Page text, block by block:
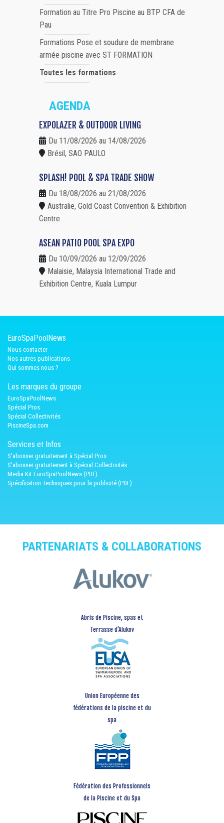
Formation au Titre Pro Piscine au BTP CFA de
Pau
Formations Pose et soudure de membrane
armée piscine avec ST FORMATION
Toutes les formations
AGENDA
EXPOLAZER & OUTDOOR LIVING
Du 11/08/2026 au 14/08/2026
Brésil, SAO PAULO
SPLASH! POOL & SPA TRADE SHOW
Du 18/08/2026 au 21/08/2026
Australie, Gold Coast Convention & Exhibition
Centre
ASEAN PATIO POOL SPA EXPO
Du 10/09/2026 au 12/09/2026
Malaisie, Malaysia International Trade and
Exhibition Centre, Kuala Lumpur
EuroSpaPoolNews
Nous contacter
Nos autres publications
Qui sommes nous ?
Les marques du groupe
EuroSpaPoolNews
Spécial Pros
Spécial Collectivités
PiscineSpa.com
Services et Infos
S'abonner gratuitement à Spécial Pros
S'abonner gratuitement à Spécial Collectivités
Media Kit EuroSpaPoolNews (PDF)
Spécification Techniques pour la publicité (PDF)
PARTENARIATS & COLLABORATIONS
Abris de Piscine, spas et
Terrasse d’Alukov
Union Européenne des
fédérations de la piscine et du
spa
Fédération des Professionnels
de la Piscine et du Spa